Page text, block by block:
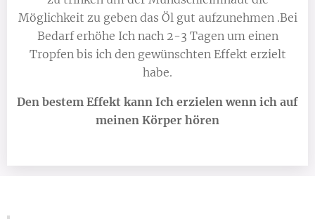
Möglichkeit zu geben das Öl gut aufzunehmen .Bei
Bedarf erhöhe Ich nach 2-3 Tagen um einen
Tropfen bis ich den gewünschten Effekt erzielt
habe.
Den bestem Effekt kann Ich erzielen wenn ich auf
meinen Körper hören